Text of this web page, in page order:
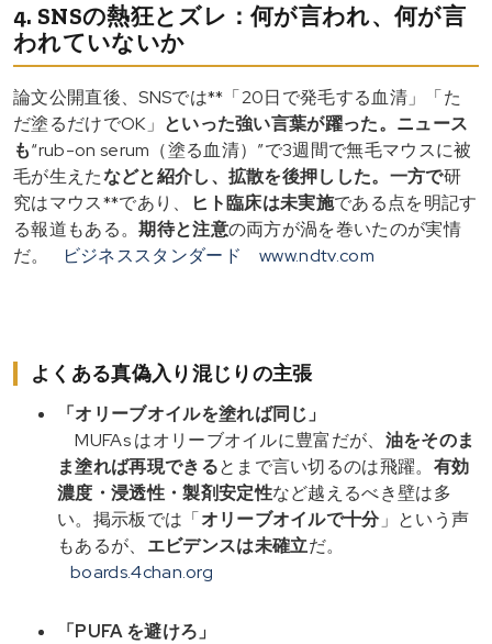
4. SNSの熱狂とズレ：何が言われ、何が言
われていないか
論文公開直後、SNSでは**「20日で発毛する血清」「た
だ塗るだけでOK」 といった強い言葉が躍った。ニュース
も“rub-on serum（塗る血清）”で3週間で無毛マウスに被
毛が生えたなどと紹介し、拡散を後押しした。一方で研
究はマウス**であり、
ヒト臨床は未実施である点を明記す
る報道もある。期待と注意の両方が渦を巻いたのが実情
だ。
ビジネススタンダードwww.ndtv.com
よくある真偽入り混じりの主張
「オリーブオイルを塗れば同じ」
MUFAs はオリーブオイルに豊富だが、 油をそのま
ま塗れば再現できるとまで言い切るのは飛躍。 有効
濃度・浸透性・製剤安定性など越えるべき壁は多
い。掲示板では「オリーブオイルで十分」という声
もあるが、 エビデンスは未確立だ。
boards.4chan.org
「PUFA を避けろ」